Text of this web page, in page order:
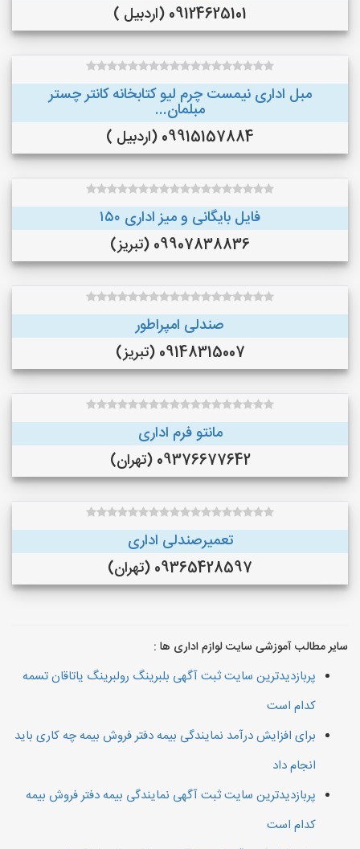
09124625101 (اردبیل )
مبل اداری نیمست چرم لیو کتابخانه کانتر چستر
مبلمان...
09915157884 (اردبیل )
فایل بایگانی و میز اداری ۱۵۰
09907838836 (تبریز)
صندلی امپراطور
09148315007 (تبریز)
مانتو فرم اداری
09376677642 (تهران)
تعمیرصندلی اداری
09365428597 (تهران)
سایر مطالب آموزشی سایت لوازم اداری ها :
پربازدیدترین سایت ثبت آگهی بلبرینگ رولبرینگ یاتاقان تسمه
کدام است
برای افزایش درآمد نمایندگی بیمه دفتر فروش بیمه چه کاری باید
انجام داد
پربازدیدترین سایت ثبت آگهی نمایندگی بیمه دفتر فروش بیمه
کدام است